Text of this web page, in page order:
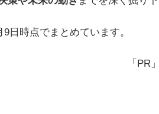
日時点でまとめています。
「PR」